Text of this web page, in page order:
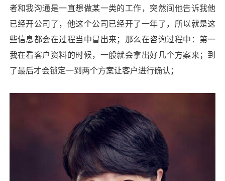
者和我沟通是一直想做某一类的工作，突然间他告诉我他
已经开公司了，他这个公司已经开了一年了，所以就是这
些信息都会在过程当中冒出来；那么在咨询过程中：第一
我在看客户资料的时候，一般就会拿出好几个方案来；到
了最后才会锁定一到两个方案让客户进行确认；